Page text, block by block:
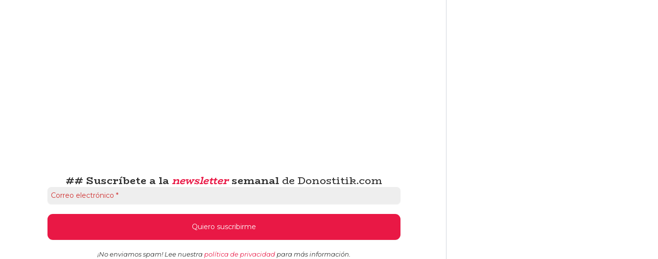
## Suscríbete a lanewslettersemanal de Donostitik.com
¡No enviamos spam! Lee nuestrapolítica de privacidadpara más información.